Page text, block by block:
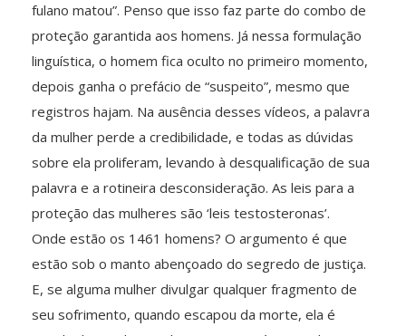
fulano matou”. Penso que isso faz parte do combo de
proteção garantida aos homens. Já nessa formulação
linguística, o homem fica oculto no primeiro momento,
depois ganha o prefácio de “suspeito”, mesmo que
registros hajam. Na ausência desses vídeos, a palavra
da mulher perde a credibilidade, e todas as dúvidas
sobre ela proliferam, levando à desqualificação de sua
palavra e a rotineira desconsideração. As leis para a
proteção das mulheres são ‘leis testosteronas’.
Onde estão os 1461 homens? O argumento é que
estão sob o manto abençoado do segredo de justiça.
E, se alguma mulher divulgar qualquer fragmento de
seu sofrimento, quando escapou da morte, ela é